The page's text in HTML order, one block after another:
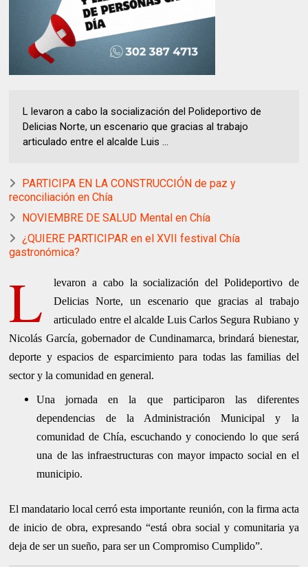
L levaron a cabo la socialización del Polideportivo de
Delicias Norte, un escenario que gracias al trabajo
articulado entre el alcalde Luis ...
PARTICIPA EN LA CONSTRUCCIÓN de paz y
reconciliación en Chía
NOVIEMBRE DE SALUD Mental en Chía
¿QUIERE PARTICIPAR en el XVII festival Chía
gastronómica?
L
levaron a cabo la socialización del Polideportivo de
Delicias Norte, un escenario que gracias al trabajo
articulado entre el alcalde Luis Carlos Segura Rubiano y
Nicolás García, gobernador de Cundinamarca, brindará bienestar,
deporte y espacios de esparcimiento para todas las familias del
sector y la comunidad en general.
Una jornada en la que participaron las diferentes
dependencias de la Administración Municipal y la
comunidad de Chía, escuchando y conociendo lo que será
una de las infraestructuras con mayor impacto social en el
municipio.
El mandatario local cerró esta importante reunión, con la firma acta
de inicio de obra, expresando “está obra social y comunitaria ya
deja de ser un sueño, para ser un Compromiso Cumplido”.